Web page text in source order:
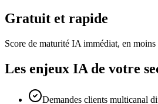
Gratuit et rapide
Score de maturité IA immédiat, en moins
Les enjeux IA de votre
Demandes clients multicanal